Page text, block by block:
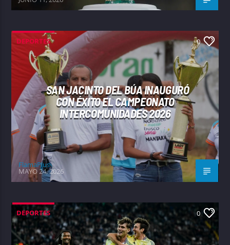
DEPORTES 0
SAN JACINTO DEL BÚA INAUGURÓ
CON ÉXITO EL CAMPEONATO
INTERCOMUNIDADES 2026
FlamaPlus
MAYO 24, 2026
DEPORTES 0